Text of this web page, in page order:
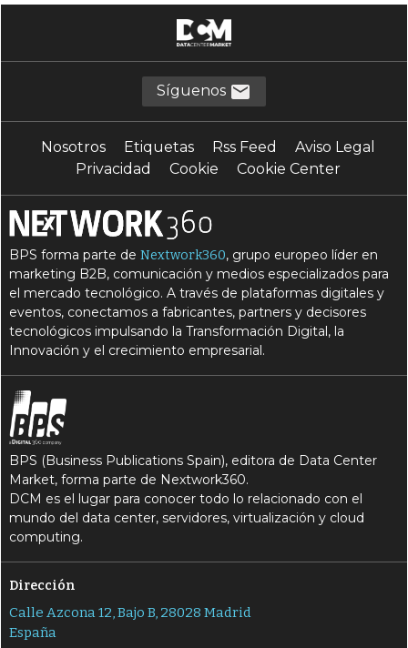
Síguenos
Nosotros Etiquetas Rss Feed
Aviso Legal
Privacidad
Cookie Cookie Center
BPS forma parte deNextwork360, grupo europeo líder en
marketing B2B, comunicación y medios especializados para
el mercado tecnológico. A través de plataformas digitales y
eventos, conectamos a fabricantes, partners y decisores
tecnológicos impulsando la Transformación Digital, la
Innovación y el crecimiento empresarial.
BPS (Business Publications Spain), editora de Data Center
Market, forma parte de Nextwork360.
DCM es el lugar para conocer todo lo relacionado con el
mundo del data center, servidores, virtualización y cloud
computing.
Dirección
Calle Azcona 12, Bajo B, 28028 Madrid
España